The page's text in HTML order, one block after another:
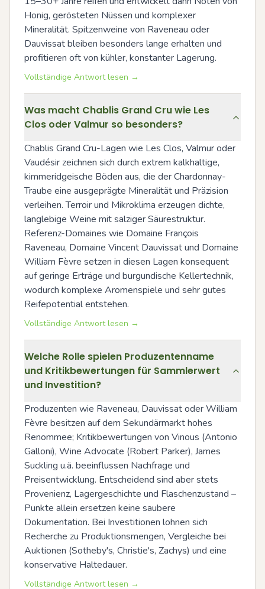
Honig, gerösteten Nüssen und komplexer
Mineralität. Spitzenweine von Raveneau oder
Dauvissat bleiben besonders lange erhalten und
profitieren oft von kühler, konstanter Lagerung.
Vollständige Antwort lesen →
Was macht Chablis Grand Cru wie Les
Clos oder Valmur so besonders?
Chablis Grand Cru-Lagen wie Les Clos, Valmur oder
Vaudésir zeichnen sich durch extrem kalkhaltige,
kimmeridgeische Böden aus, die der Chardonnay-
Traube eine ausgeprägte Mineralität und Präzision
verleihen. Terroir und Mikroklima erzeugen dichte,
langlebige Weine mit salziger Säurestruktur.
Referenz-Domaines wie Domaine François
Raveneau, Domaine Vincent Dauvissat und Domaine
William Fèvre setzen in diesen Lagen konsequent
auf geringe Erträge und burgundische Kellertechnik,
wodurch komplexe Aromenspiele und sehr gutes
Reifepotential entstehen.
Vollständige Antwort lesen →
Welche Rolle spielen Produzentenname
und Kritikbewertungen für Sammlerwert
und Investition?
Produzenten wie Raveneau, Dauvissat oder William
Fèvre besitzen auf dem Sekundärmarkt hohes
Renommee; Kritikbewertungen von Vinous (Antonio
Galloni), Wine Advocate (Robert Parker), James
Suckling u.ä. beeinflussen Nachfrage und
Preisentwicklung. Entscheidend sind aber stets
Provenienz, Lagergeschichte und Flaschenzustand –
Punkte allein ersetzen keine saubere
Dokumentation. Bei Investitionen lohnen sich
Recherche zu Produktionsmengen, Vergleiche bei
Auktionen (Sotheby's, Christie's, Zachys) und eine
konservative Haltedauer.
Vollständige Antwort lesen →